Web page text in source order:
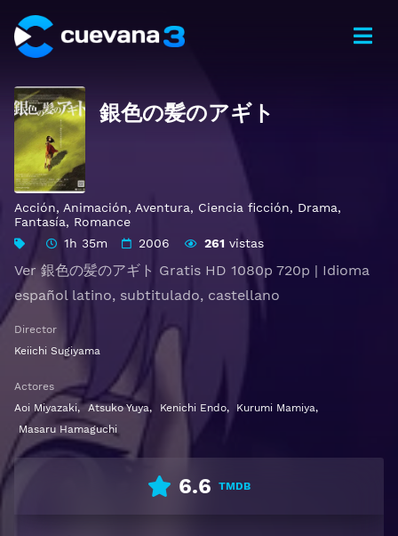
銀色の髪のアギト
Acción, Animación, Aventura, Ciencia ficción, Drama,
Fantasía, Romance
1h 35m
2006 261 vistas
Ver 銀色の髪のアギト Gratis HD 1080p 720p | Idioma
español latino, subtitulado, castellano
Director
Keiichi Sugiyama
Actores
Aoi Miyazaki, Atsuko Yuya, Kenichi Endo, Kurumi Mamiya,
Masaru Hamaguchi
6.6 TMDB